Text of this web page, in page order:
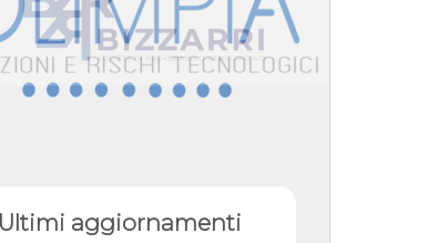
Ultimi aggiornamenti